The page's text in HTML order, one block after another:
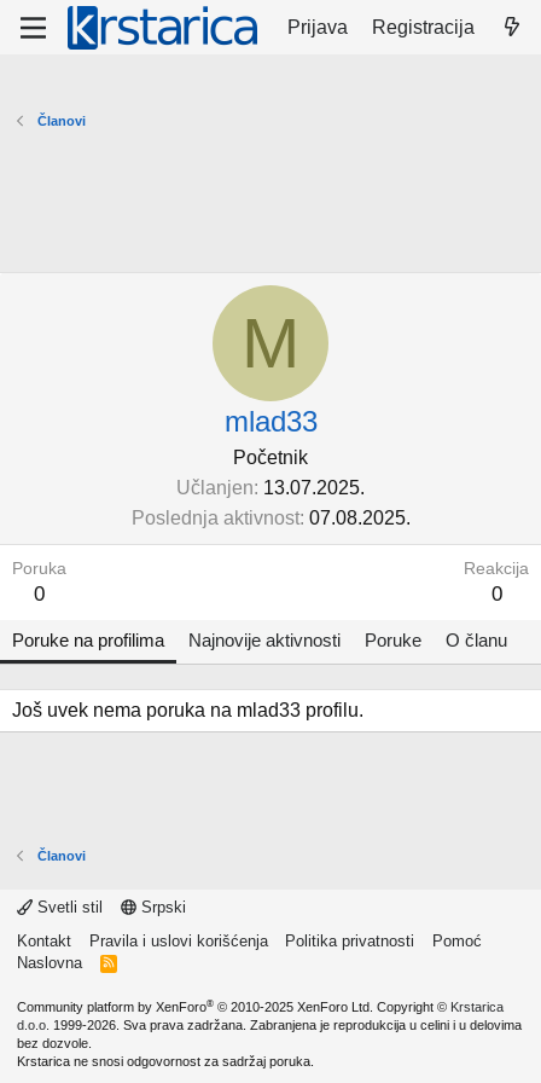
Prijava Registracija
Članovi
M
mlad33
Početnik
Učlanjen 13.07.2025.
Poslednja aktivnost 07.08.2025.
Poruka
0
Reakcija
0
Poruke na profilima Najnovije aktivnosti Poruke O članu
Još uvek nema poruka na mlad33 profilu.
Članovi
Svetli stil
Srpski
Kontakt
Pravila i uslovi korišćenja Politika privatnosti
Pomoć
Naslovna
R
Community platform by XenForo® © 2010-2025 XenForo Ltd. Copyright © Krstarica
d.o.o. 1999-2026. Sva prava zadržana. Zabranjena je reprodukcija u celini i u delovima
bez dozvole.
Krstarica ne snosi odgovornost za sadržaj poruka.